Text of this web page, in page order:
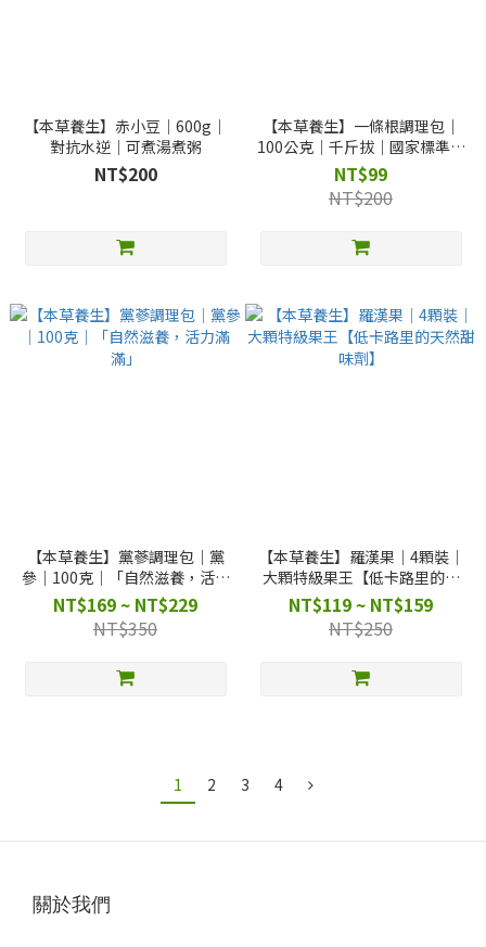
【本草養生】赤小豆｜600g｜
對抗水逆｜可煮湯煮粥
NT$200
【本草養生】一條根調理包｜
100公克｜千斤拔｜國家標準檢
驗合格
NT$99
NT$200
【本草養生】黨蔘調理包｜黨
參｜100克｜「自然滋養，活力
滿滿」
NT$169 ~ NT$229
NT$350
【本草養生】羅漢果｜4顆裝｜
大顆特級果王【低卡路里的天
然甜味劑】
NT$119 ~ NT$159
NT$250
1 2 3 4
關於我們